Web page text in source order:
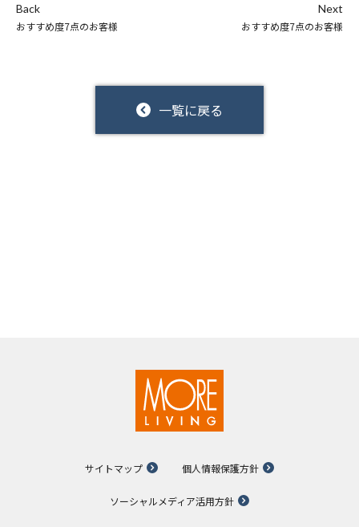
Back
おすすめ度7点のお客様
一覧に戻る
Next
おすすめ度7点のお客様
サイトマップ 個人情報保護方針
ソーシャルメディア活用方針